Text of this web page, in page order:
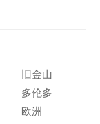
旧金山
多伦多
欧洲